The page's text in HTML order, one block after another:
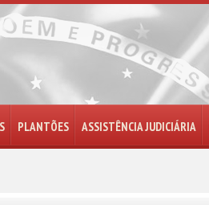
PLANTÕES ASSISTÊNCIA JUDICIÁRIA